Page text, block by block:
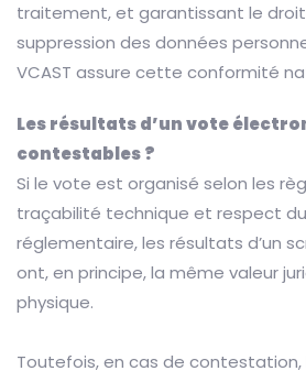
traitement, et garantissant le
suppression des données
VCAST assure cette conformité
Les résultats d’un vote
contestables ?
Si le vote est organisé selon les
traçabilité technique et respect
réglementaire, les résultats d’un
ont, en principe, la même valeur
physique.
Toutefois, en cas de contestation,